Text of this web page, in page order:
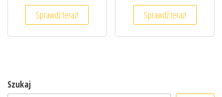
Sprawdź teraz! Sprawdź teraz!
Szukaj